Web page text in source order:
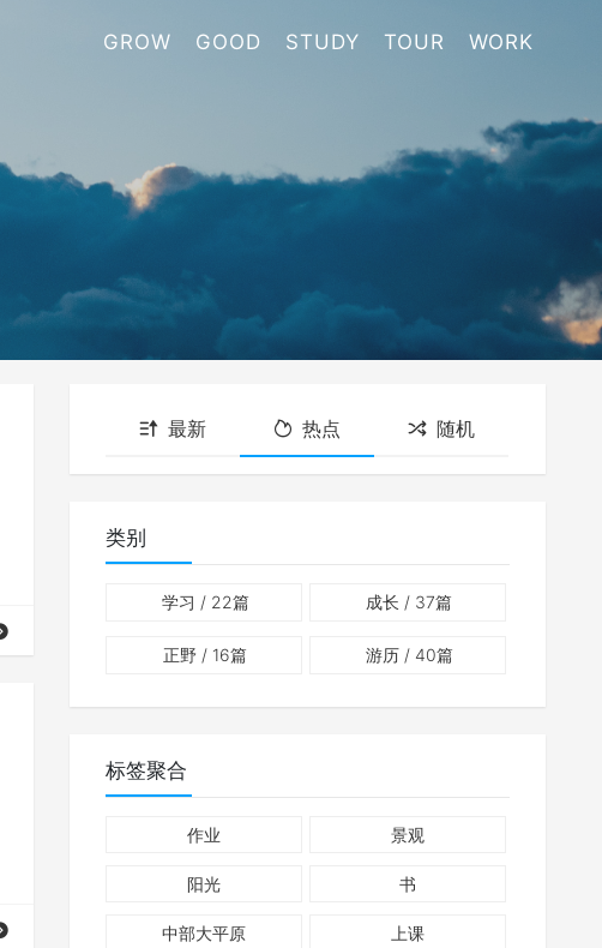
GROW GOOD STUDY TOUR WORK
最新 热点 随机
类别
学习 / 22篇 成长 / 37篇
正野 / 16篇 游历/ 40篇
标签聚合
作业 景观
阳光 书
中部大平原 上课